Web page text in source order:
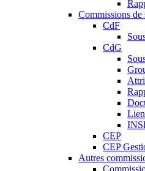
Commissions de
CdF
CdG
CEP
CEP
Autres